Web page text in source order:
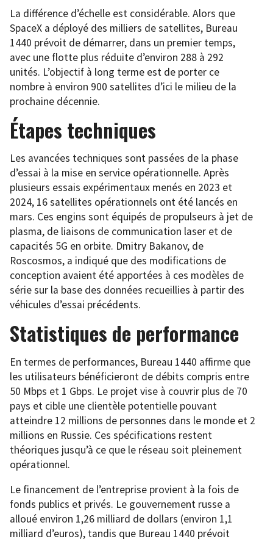
La différence d’échelle est considérable. Alors que
SpaceX a déployé des milliers de satellites, Bureau
1440 prévoit de démarrer, dans un premier temps,
avec une flotte plus réduite d’environ 288 à 292
unités. L’objectif à long terme est de porter ce
nombre à environ 900 satellites d’ici le milieu de la
prochaine décennie.
Étapes techniques
Les avancées techniques sont passées de la phase
d’essai à la mise en service opérationnelle. Après
plusieurs essais expérimentaux menés en 2023 et
2024, 16 satellites opérationnels ont été lancés en
mars. Ces engins sont équipés de propulseurs à jet de
plasma, de liaisons de communication laser et de
capacités 5G en orbite. Dmitry Bakanov, de
Roscosmos, a indiqué que des modifications de
conception avaient été apportées à ces modèles de
série sur la base des données recueillies à partir des
véhicules d’essai précédents.
Statistiques de performance
En termes de performances, Bureau 1440 affirme que
les utilisateurs bénéficieront de débits compris entre
50 Mbps et 1 Gbps. Le projet vise à couvrir plus de 70
pays et cible une clientèle potentielle pouvant
atteindre 12 millions de personnes dans le monde et 2
millions en Russie. Ces spécifications restent
théoriques jusqu’à ce que le réseau soit pleinement
opérationnel.
Le financement de l’entreprise provient à la fois de
fonds publics et privés. Le gouvernement russe a
alloué environ 1,26 milliard de dollars (environ 1,1
milliard d’euros), tandis que Bureau 1440 prévoit